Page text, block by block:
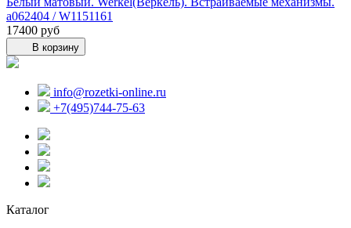
a062404 / W1151161
17400 руб
В корзину
info@rozetki-online.ru
+7(495)744-75-63
Каталог